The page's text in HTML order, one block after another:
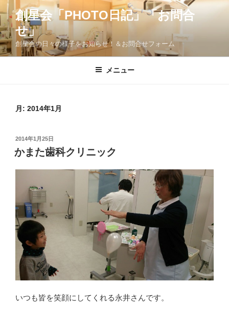
ン
テ
ン
ツ
創星会「PHOTO日記」「お問合
せ」
創星会の日々の様子をお知らせ！＆お問合せフォーム
メニュー
月: 2014年1月
投
稿
日:
2014年1月25日
かまた歯科クリニック
いつも皆を笑顔にしてくれる永井さんです。